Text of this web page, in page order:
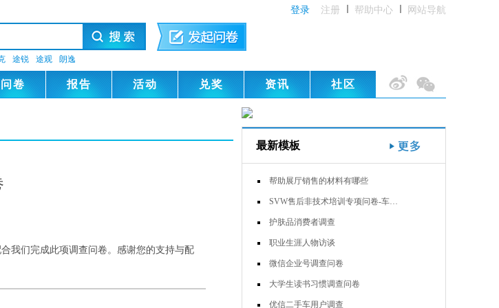
登录 注册 帮助中心 网站导航
途锐 途观 朗逸
问卷 报告 活动 兑奖 资讯 社区
我们完成此项调查问卷。感谢您的支持与配
最新模板
帮助展厅销售的材料有哪些
SVW售后非技术培训专项问卷-车…
护肤品消费者调查
职业生涯人物访谈
微信企业号调查问卷
大学生读书习惯调查问卷
优信二手车用户调查